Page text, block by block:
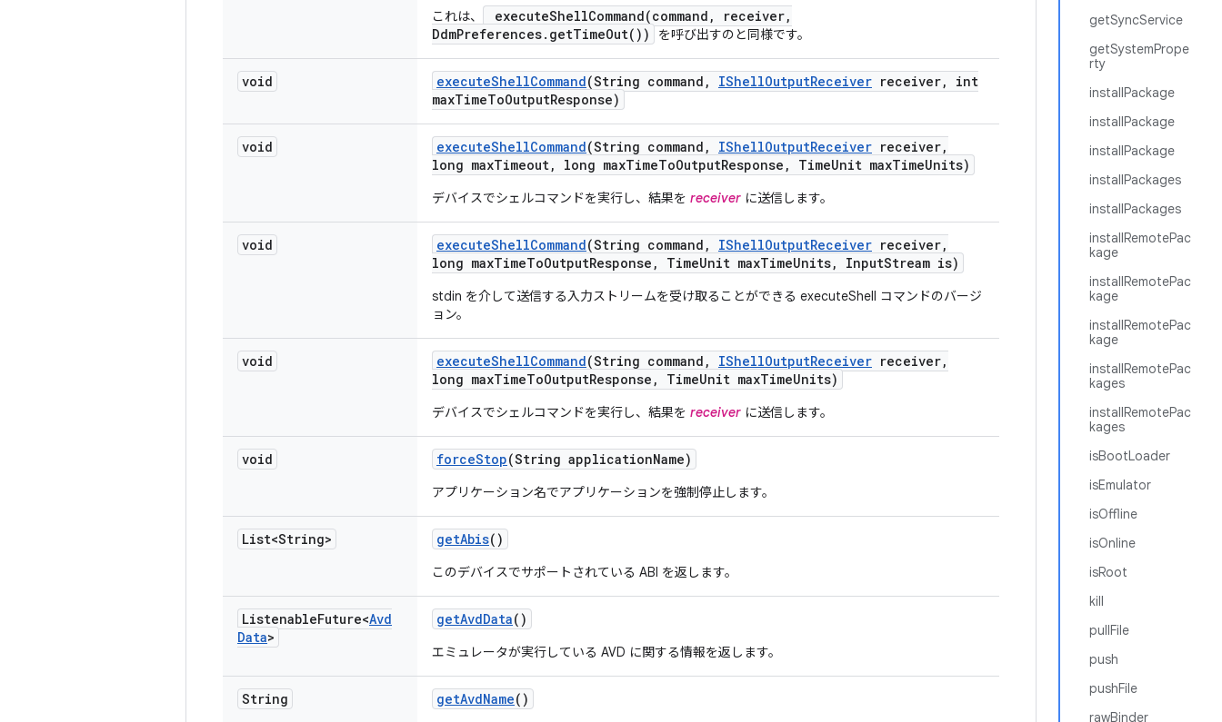
getSyncService
getSystemPrope
rty
installPackage
installPackage
installPackage
installPackages
installPackages
installRemotePac
kage
installRemotePac
kage
installRemotePac
kage
installRemotePac
kages
installRemotePac
kages
isBootLoader
isEmulator
isOffline
isOnline
isRoot
kill
pullFile
push
pushFile
rawBinder
これは、
executeShellCommand(command, receiver,
DdmPreferences.getTimeOut())
を呼び出すのと同様です。
void executeShellCommand(String command , IShellOutputReceiver receiver,
int
maxTimeToOutputResponse)
void executeShellCommand(String command , IShellOutputReceiver receiver,
long maxTimeout, long maxTimeToOutputResponse , TimeUnit maxTimeUnits)
デバイスでシェルコマンドを実行し、結果を receiver に送信します。
void executeShellCommand(String command , IShellOutputReceiver receiver,
long maxTimeToOutputResponse , TimeUnit maxTimeUnits, InputStream is)
stdin を介して送信する入力ストリームを受け取ることができる executeShell コマンドのバージ
ョン。
void executeShellCommand(String command , IShellOutputReceiver receiver,
long maxTimeToOutputResponse , TimeUnit maxTimeUnits)
デバイスでシェルコマンドを実行し、結果を receiver に送信します。
void forceStop(String applicationName)
アプリケーション名でアプリケーションを強制停止します。
List<String> getAbis()
このデバイスでサポートされている ABI を返します。
ListenableFuture<Avd
Data>
getAvdData()
エミュレータが実行している AVD に関する情報を返します。
String getAvdName()